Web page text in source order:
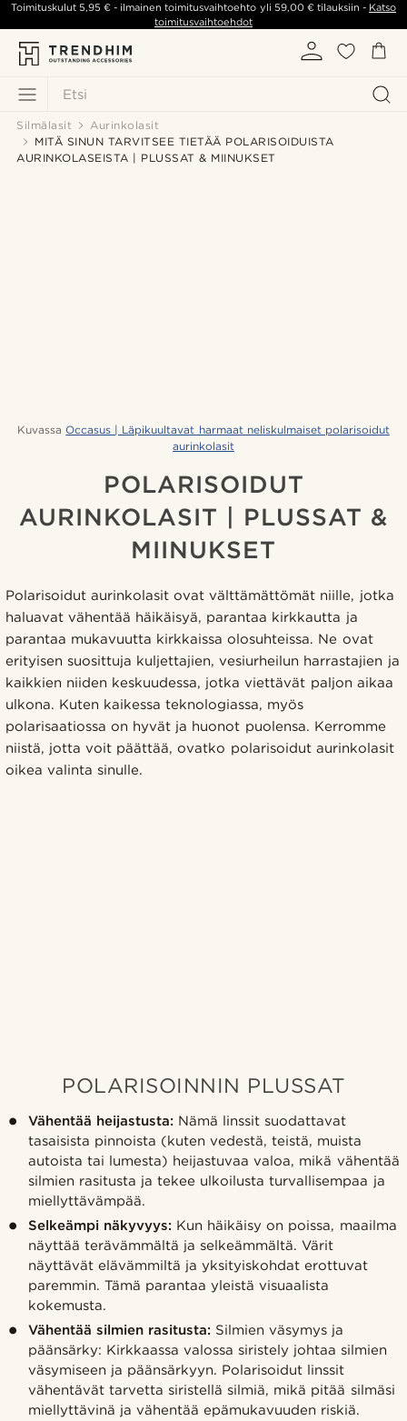
Etsi
Toimituskulut5,95 € - ilmainen toimitusvaihtoehto yli 59,00 €tilauksiin - Katso
toimitusvaihtoehdot
Silmälasit
Aurinkolasit
MITÄ SINUN TARVITSEE TIETÄÄ POLARISOIDUISTA
AURINKOLASEISTA | PLUSSAT & MIINUKSET
Kuvassa Occasus | Läpikuultavat harmaat neliskulmaiset polarisoidut
aurinkolasit
POLARISOIDUT
AURINKOLASIT | PLUSSAT &
MIINUKSET
Polarisoidut aurinkolasit ovat välttämättömät niille, jotka
haluavat vähentää häikäisyä, parantaa kirkkautta ja
parantaa mukavuutta kirkkaissa olosuhteissa. Ne ovat
erityisen suosittuja kuljettajien, vesiurheilun harrastajien ja
kaikkien niiden keskuudessa, jotka viettävät paljon aikaa
ulkona. Kuten kaikessa teknologiassa, myös
polarisaatiossa on hyvät ja huonot puolensa. Kerromme
niistä, jotta voit päättää, ovatko polarisoidut aurinkolasit
oikea valinta sinulle.
POLARISOINNIN PLUSSAT
Vähentää heijastusta: Nämä linssit suodattavat
tasaisista pinnoista (kuten vedestä, teistä, muista
autoista tai lumesta) heijastuvaa valoa, mikä vähentää
silmien rasitusta ja tekee ulkoilusta turvallisempaa ja
miellyttävämpää.
Selkeämpi näkyvyys: Kun häikäisy on poissa, maailma
näyttää terävämmältä ja selkeämmältä. Värit
näyttävät elävämmiltä ja yksityiskohdat erottuvat
paremmin. Tämä parantaa yleistä visuaalista
kokemusta.
Vähentää silmien rasitusta: Silmien väsymys ja
päänsärky: Kirkkaassa valossa siristely johtaa silmien
väsymiseen ja päänsärkyyn. Polarisoidut linssit
vähentävät tarvetta siristellä silmiä, mikä pitää silmäsi
miellyttävinä ja vähentää epämukavuuden riskiä.